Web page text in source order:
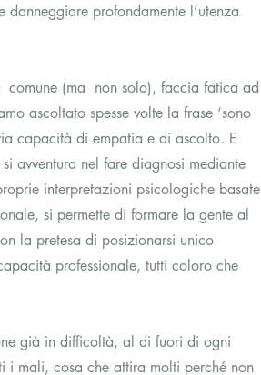
profondamente l’utenza
(ma  non solo), faccia fatica ad
ascoltato spesse volte la frase ‘sono
capacità di empatia e di ascolto. E
avventura nel fare diagnosi mediante
interpretazioni psicologiche basate
si permette di formare la gente al
la pretesa di posizionarsi unico
professionale, tutti coloro che
già in difficoltà, al di fuori di ogni
i mali, cosa che attira molti perché non